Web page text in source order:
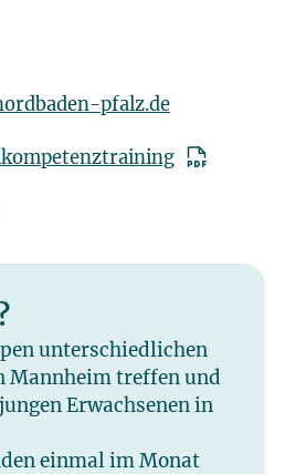
pfalz.de
unterschiedlichen
Mannheim treffen und
Erwachsenen in
einmal im Monat